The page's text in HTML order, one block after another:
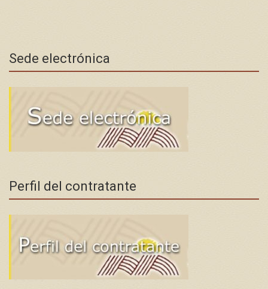
Sede electrónica
Perfil del contratante